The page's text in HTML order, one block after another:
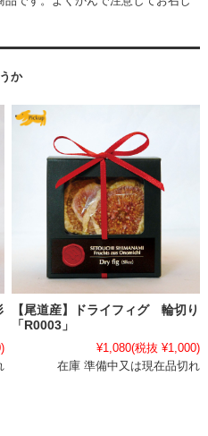
か
【尾道産】ドライフィグ 輪切り
「R0003」
¥1,080(税抜 ¥1,000)
在庫 準備中又は現在品切れ